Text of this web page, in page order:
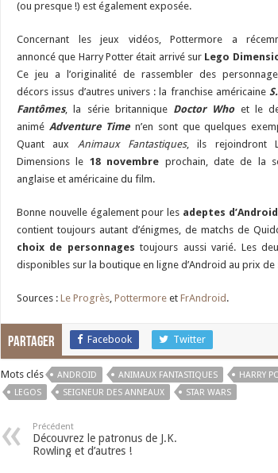
(ou presque !) est également exposée.
Concernant les jeux vidéos, Pottermore a
annoncé que Harry Potter était arrivé sur Lego
Ce jeu a l’originalité de rassembler des
décors issus d’autres univers : la franchise américaine
Fantômes, la série britannique Doctor Whoet le
animé Adventure Time n’en sont que quelques
Quant aux Animaux Fantastiques, ils rejoindront
Dimensions le 18 novembre prochain, date de la
anglaise et américaine du film.
Bonne nouvelle également pour les adeptes d’Android
contient toujours autant d’énigmes, de matchs de
choix de personnages toujours aussi varié. Les
disponibles sur la boutique en ligne d’Android au prix de
Sources : Le Progrès, Pottermore et FrAndroid .
Partager Facebook Twitter
Mots clés ANDROID ANIMAUX FANTASTIQUES HARRY
LEGOS
SEIGNEUR DES ANNEAUX STAR WARS
Précédent
Découvrez le patronus de J.K.
Rowling et d’autres !